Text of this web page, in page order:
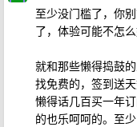
至少没门槛了，你
了，体验可能不怎
就和那些懒得捣鼓
找免费的，签到送
懒得话几百买一年
的也乐呵呵的。至